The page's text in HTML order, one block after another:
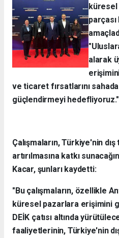
küresel
alarak
ve ticaret fırsatlarını
güçlendirmeyi
Çalışmaların, Türkiye'nin
artırılmasına katkı
Kacar, şunları kaydetti:
"Bu çalışmaların, özellikle
küresel pazarlara erişimini
DEİK çatısı altında
faaliyetlerinin, Türkiye'nin